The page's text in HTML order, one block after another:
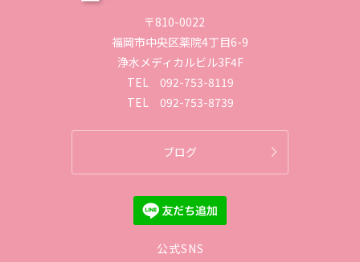
〒810-0022
福岡市中央区薬院4丁目6-9
浄水メディカルビル3F4F
TEL 092-753-8119
TEL 092-753-8739
ブログ
公式SNS